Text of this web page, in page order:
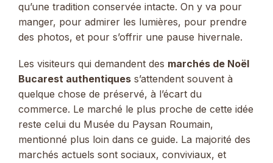
qu’une tradition conservée intacte. On y va pour
manger, pour admirer les lumières, pour prendre
des photos, et pour s’offrir une pause hivernale.
Les visiteurs qui demandent des marchés de Noël
Bucarest authentiques s’attendent souvent à
quelque chose de préservé, à l’écart du
commerce. Le marché le plus proche de cette idée
reste celui du Musée du Paysan Roumain,
mentionné plus loin dans ce guide. La majorité des
marchés actuels sont sociaux, conviviaux, et